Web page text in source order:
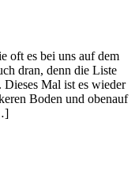
oft es bei uns auf dem
dran, denn die Liste
Dieses Mal ist es wieder
Boden und obenauf